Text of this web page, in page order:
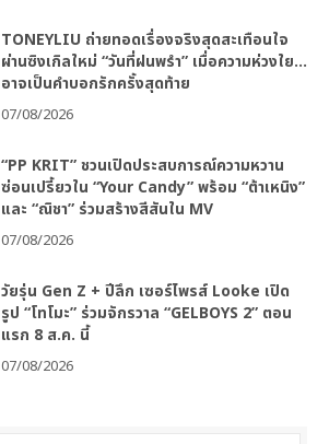
TONEYLIU ถ่ายทอดเรื่องจริงสุดสะเทือนใจ
ผ่านซิงเกิลใหม่ “วันที่ฝนพรำ” เมื่อความห่วงใย…
อาจเป็นคำบอกรักครั้งสุดท้าย
07/08/2026
“PP KRIT” ชวนเปิดประสบการณ์ความหวาน
ซ่อนเปรี้ยวใน “Your Candy” พร้อม “ต้าเหนิง”
และ “ณิชา” ร่วมสร้างสีสันใน MV
07/08/2026
วัยรุ่น Gen Z + ปีลึก เซอร์ไพรส์ Looke เปิด
รูป “โทโมะ” ร่วมจักรวาล “GELBOYS 2” ตอน
แรก 8 ส.ค. นี้
07/08/2026